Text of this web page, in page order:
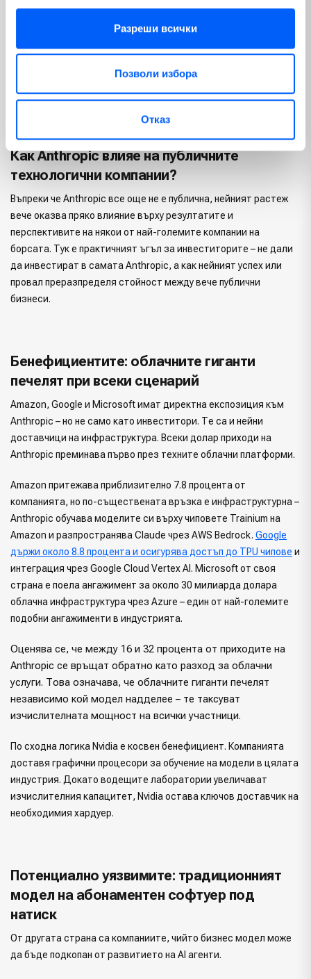
Разреши всички
Позволи избора
Отказ
От инвестиции пряко към Anthropic и обвързване на Amazon и
за милиарди от нея, така до “изтриване” на пазарна
капитализация от технологични бизнеси, чиито продукти
могат да бъдат засенчени от Claude.
Как Anthropic влияе на публичните
технологични компании?
Въпреки че Anthropic все още не е публична, нейният растеж
вече оказва пряко влияние върху резултатите и
перспективите на някои от най-големите компании на
борсата. Тук е практичният ъгъл за инвеститорите – не дали
да инвестират в самата Anthropic, а как нейният успех или
провал преразпределя стойност между вече публични
бизнеси.
Бенефициентите: облачните гиганти
печелят при всеки сценарий
Amazon, Google и Microsoft имат директна експозиция към
Anthropic – но не само като инвеститори. Те са и нейни
доставчици на инфраструктура. Всеки долар приходи на
Anthropic преминава първо през техните облачни платформи.
Amazon притежава приблизително 7.8 процента от
компанията, но по-съществената връзка е инфраструктурна –
Anthropic обучава моделите си върху чиповете Trainium на
Amazon и разпространява Claude чрез AWS Bedrock. Google
държи около 8.8 процента и осигурява достъп до TPU чипове и
интеграция чрез Google Cloud Vertex AI. Microsoft от своя
страна е поела ангажимент за около 30 милиарда долара
облачна инфраструктура чрез Azure – един от най-големите
подобни ангажименти в индустрията.
Оценява се, че между 16 и 32 процента от приходите на
Anthropic се връщат обратно като разход за облачни
услуги. Това означава, че облачните гиганти печелят
независимо кой модел надделее – те таксуват
изчислителната мощност на всички участници.
По сходна логика Nvidia е косвен бенефициент. Компанията
доставя графични процесори за обучение на модели в цялата
индустрия. Докато водещите лаборатории увеличават
изчислителния капацитет, Nvidia остава ключов доставчик на
необходимия хардуер.
Потенциално уязвимите: традиционният
модел на абонаментен софтуер под
натиск
От другата страна са компаниите, чийто бизнес модел може
да бъде подкопан от развитието на AI агенти.